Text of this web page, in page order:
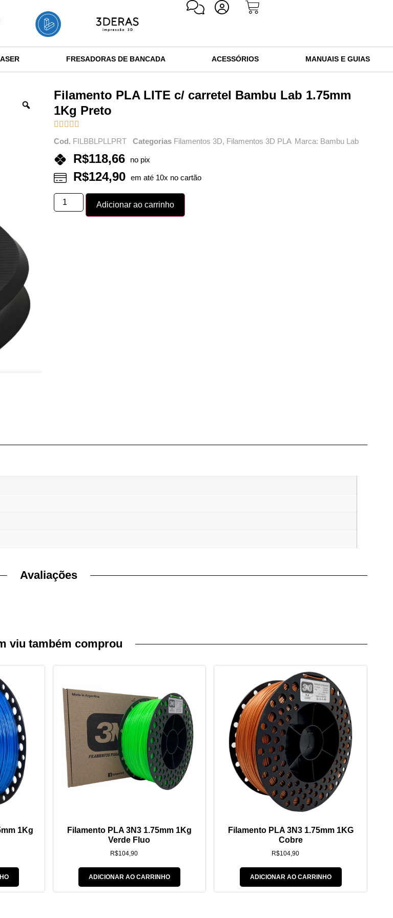
FRESADORAS DE BANCADA ACESSÓRIOS MANUAIS E GUIAS
Filamento PLA LITE c/ carretel Bambu Lab 1.75mm
1Kg Preto
    
Cod. FILBBLPLLPRT Categorias Filamentos 3D, Filamentos 3D PLA Marca: Bambu Lab
R$118,66 no pix
R$124,90 em até 10x no cartão
Adicionar ao carrinho
Avaliações
viu também comprou
1Kg
Filamento PLA 3N3 1.75mm 1Kg
Verde Fluo
R$104,90
ADICIONAR AO CARRINHO
Filamento PLA 3N3 1.75mm 1KG
Cobre
R$104,90
ADICIONAR AO CARRINHO